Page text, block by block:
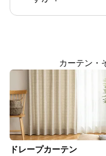
カーテン・
ドレープカーテン